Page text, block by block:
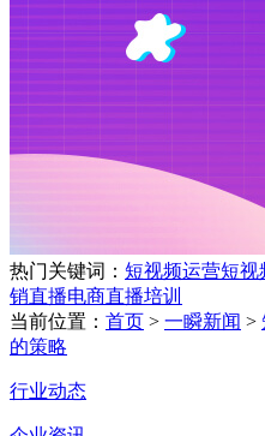
热门关键词： 短视频运营短视
销直播电商直播培训
当前位置： 首页 > 一瞬新闻 >
的策略
行业动态